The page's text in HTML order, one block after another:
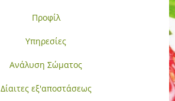
Προφίλ
Υπηρεσίες
Ανάλυση Σώματος
Δίαιτες εξ'αποστάσεως